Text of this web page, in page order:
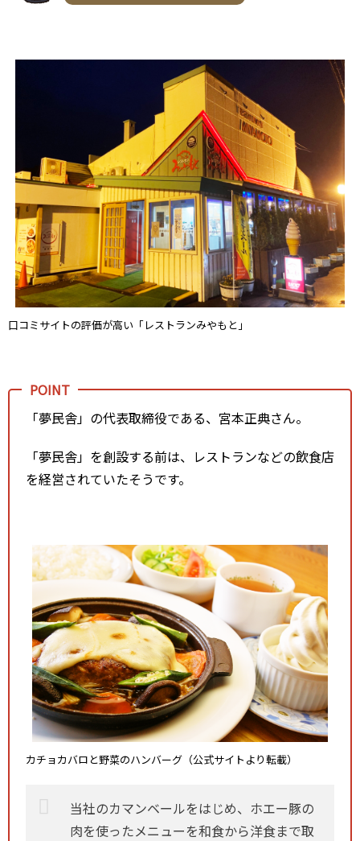
口コミサイトの評価が高い「レストランみやもと」
「夢民舎」の代表取締役である、宮本正典さん。
「夢民舎」を創設する前は、レストランなどの飲食店
を経営されていたそうです。
カチョカバロと野菜のハンバーグ（公式サイトより転載）
当社のカマンベールをはじめ、ホエー豚の
肉を使ったメニューを和食から洋食まで取